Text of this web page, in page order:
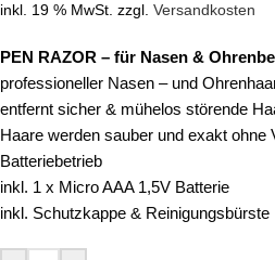
inkl. 19 % MwSt. zzgl. Versandkosten
PEN RAZOR – für Nasen &
professioneller Nasen – und
entfernt sicher & mühelos störende
Haare werden sauber und exakt ohne
Batteriebetrieb
inkl. 1 x Micro AAA 1,5V Batterie
inkl. Schutzkappe & Reinigungsbürste